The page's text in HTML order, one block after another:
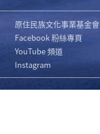
原住民族文化事業基金會
Facebook 粉絲專頁
YouTube 頻道
Instagram